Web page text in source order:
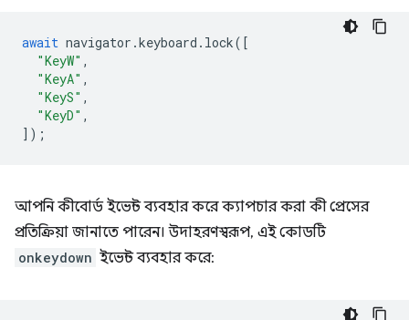
await navigator .keyboard . lock([
"KeyW" ,
"KeyA" ,
"KeyS" ,
"KeyD" ,
]);
আপনি কীবোর্ড ইভেন্ট ব্যবহার করে ক্যাপচার করা কী প্রেসের
প্রতিক্রিয়া জানাতে পারেন। উদাহরণস্বরূপ, এই কোডটি
onkeydown ইভেন্ট ব্যবহার করে: